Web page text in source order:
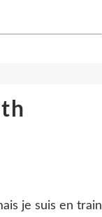
je suis en train